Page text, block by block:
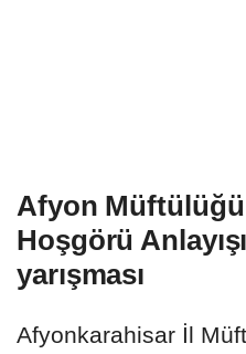
Afyon
Hoşgörü
yarışması
Afyonkarahisar İl